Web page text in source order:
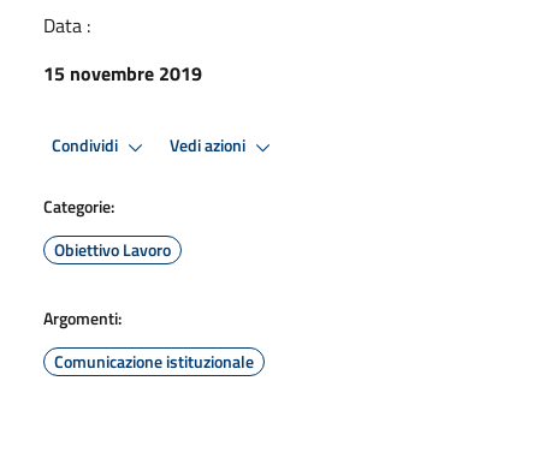
Data :
15 novembre 2019
Condividi Vedi azioni
Categorie:
Obiettivo Lavoro
Argomenti:
Comunicazione istituzionale